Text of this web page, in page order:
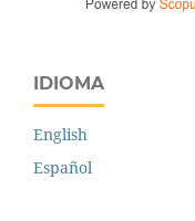
IDIOMA
English
Español